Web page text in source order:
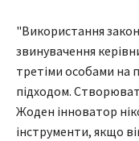
"Використання
звинувачення
третіми особами на
підходом.
Жоден інноватор
інструменти, якщо